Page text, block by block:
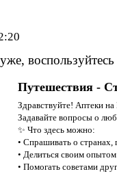
Путешествия -
Здравствуйте! Аптеки
Задавайте вопросы о
✨ Что здесь можно:
• Спрашивать о странах,
• Делиться своим
• Помогать советами